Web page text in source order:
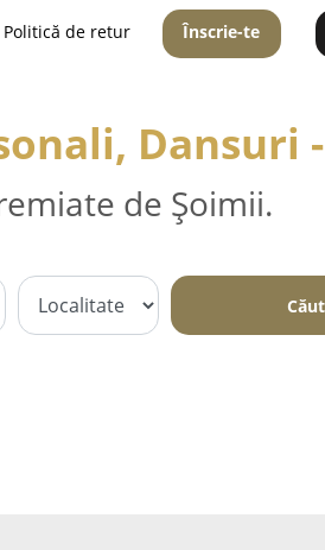
Politică de retur Înscrie-te
Dansuri
de Șoimii.